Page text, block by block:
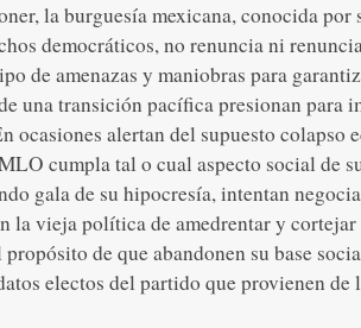
la burguesía mexicana, conocida por
democráticos, no renuncia ni
de amenazas y maniobras para
una transición pacífica presionan para
ocasiones alertan del supuesto colapso
cumpla tal o cual aspecto social de
gala de su hipocresía, intentan
la vieja política de amedrentar y cortejar
de que abandonen su base
electos del partido que provienen de